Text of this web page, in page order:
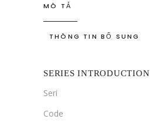
MÔ TẢ
THÔNG TIN BỔ SUNG
SERIES INTRODUCTION
Seri
Code